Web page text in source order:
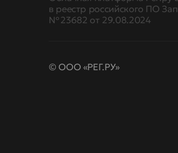
в реестр российского ПО
№ 23682 от 29.08.2024
© ООО «РЕГ.РУ»